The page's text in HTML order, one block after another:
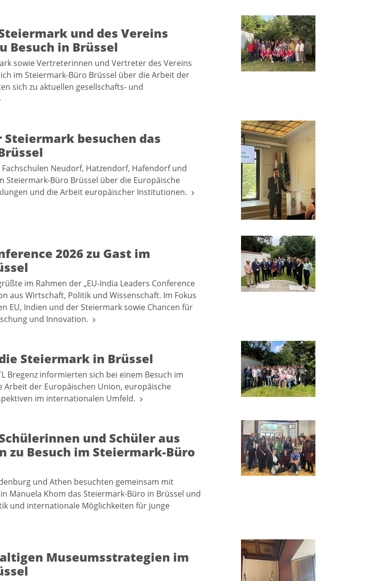
und des Vereins
Besuch in Brüssel
sowie Vertreterinnen und Vertreter des Vereins
im Steiermark-Büro Brüssel über die Arbeit der
sich zu aktuellen gesellschafts- und
Steiermark besuchen das
Neudorf, Hatzendorf, Hafendorf und
Steiermark-Büro Brüssel über die Europäische
und die Arbeit europäischer Institutionen.
2026 zu Gast im
im Rahmen der „EU-India Leaders Conference
aus Wirtschaft, Politik und Wissenschaft. Im Fokus
EU, Indien und der Steiermark sowie Chancen für
und Innovation.
Steiermark in Brüssel
Bregenz informierten sich bei einem Besuch im
Arbeit der Europäischen Union, europäische
im internationalen Umfeld.
und Schüler aus
zu Besuch im Steiermark-Büro
und Athen besuchten gemeinsam mit
Manuela Khom das Steiermark-Büro in Brüssel und
und internationale Möglichkeiten für junge
Museumsstrategien im